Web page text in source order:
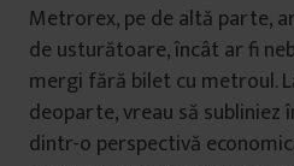
Metrorex, pe de altă parte,
de usturătoare, încât ar fi
mergi fără bilet cu metroul.
deoparte, vreau să subliniez
dintr-o perspectivă